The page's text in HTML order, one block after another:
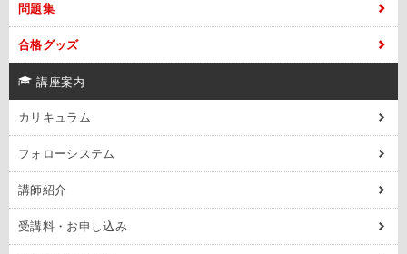
問題集
合格グッズ
講座案内
カリキュラム
フォローシステム
講師紹介
受講料・お申し込み